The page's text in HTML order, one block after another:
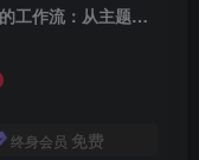
利用coze搭建公众号采集+改写+草稿箱的工作流：从主题到公众号草稿箱，全程自动化（详细步骤）
终身会员 免费